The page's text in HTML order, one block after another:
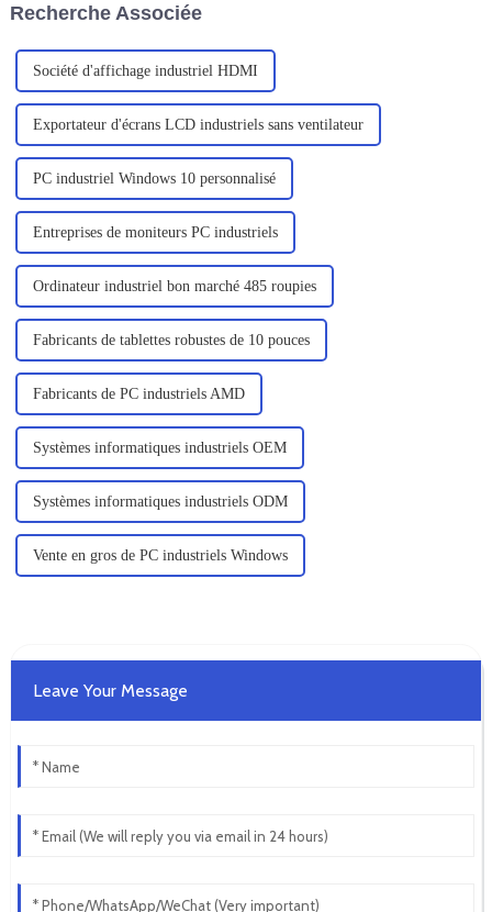
leur efficacité...
Recherche Associée
Société d'affichage industriel HDMI
Exportateur d'écrans LCD industriels sans ventilateur
PC industriel Windows 10 personnalisé
Entreprises de moniteurs PC industriels
Ordinateur industriel bon marché 485 roupies
Fabricants de tablettes robustes de 10 pouces
Fabricants de PC industriels AMD
Systèmes informatiques industriels OEM
Systèmes informatiques industriels ODM
Vente en gros de PC industriels Windows
Leave Your Message